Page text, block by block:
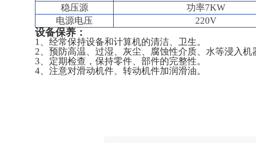
稳压源
功率7KW
电源电压
220V
设备保养：
1、经常保持设备和计算机的清洁、卫生。
2、预防高温、过湿、灰尘、腐蚀性介质、水等
3、定期检查，保持零件、部件的完整性。
4、注意对滑动机件、转动机件加润滑油。